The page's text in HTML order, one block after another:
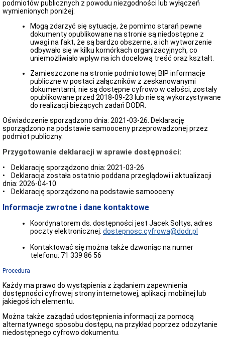
o
udzielenie
zamówień
Ogłoszenie
przetargów
Rozstrzygnięcia
Zapytania
ofertowe
Platforma
Zakupowa
Rejestry
i
Archiwa
i
udostępniania
danych
Majątek
Biuletyn
Informacji
Publicznej
Prywatności
Redakcja
Biuletynu
do
Informacji
Publicznej
Instrukcja
korzystania
z
podmiotów publicznych z powodu niezgodności lub wyłączeń
wymienionych poniżej:
Mogą zdarzyć się sytuacje, że pomimo starań pewne
dokumenty opublikowane na stronie są niedostępne z
uwagi na fakt, że są bardzo obszerne, a ich wytworzenie
odbywało się w kilku komórkach organizacyjnych, co
uniemożliwiało wpływ na ich docelową treść oraz kształt.
Zamieszczone na stronie podmiotowej BIP informacje
publiczne w postaci załączników z zeskanowanymi
dokumentami, nie są dostępne cyfrowo w całości, zostały
opublikowane przed 2018-09-23 lub nie są wykorzystywane
do realizacji bieżących zadań DODR.
Oświadczenie sporządzono dnia: 2021-03-26 . Deklarację
sporządzono na podstawie samooceny przeprowadzonej przez
podmiot publiczny.
Przygotowanie deklaracji w sprawie dostępności:
• Deklarację sporządzono dnia: 2021-03-26
• Deklaracja została ostatnio poddana przeglądowi i aktualizacji
dnia: 2026-04-10
• Deklarację sporządzono na podstawie samooceny.
Informacje zwrotne i dane kontaktowe
Koordynatorem ds. dostępności jest Jacek Sołtys, adres
poczty elektronicznej: dostepnosc.cyfrowa@dodr.pl
Kontaktować się można także dzwoniąc na numer
telefonu: 71 339 86 56
Procedura
Każdy ma prawo do wystąpienia z żądaniem zapewnienia
dostępności cyfrowej strony internetowej, aplikacji mobilnej lub
jakiegoś ich elementu.
Można także zażądać udostępnienia informacji za pomocą
alternatywnego sposobu dostępu, na przykład poprzez odczytanie
niedostępnego cyfrowo dokumentu.